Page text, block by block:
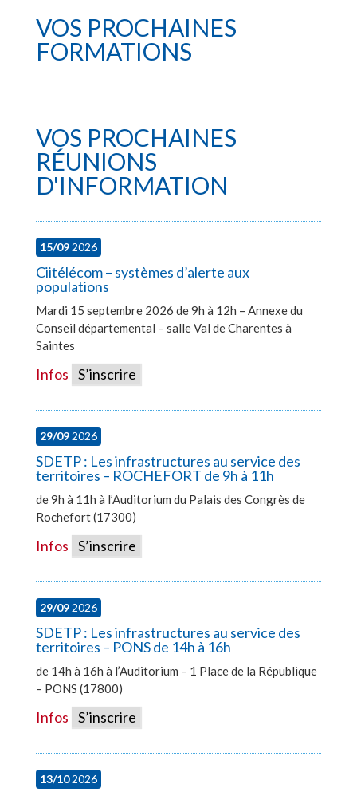
VOS PROCHAINES
FORMATIONS
VOS PROCHAINES
RÉUNIONS
D'INFORMATION
15/092026
Ciitélécom – systèmes d’alerte aux
populations
Mardi 15 septembre 2026 de 9h à 12h – Annexe du
Conseil départemental – salle Val de Charentes à
Saintes
Infos S’inscrire
29/092026
SDETP : Les infrastructures au service des
territoires – ROCHEFORT de 9h à 11h
de 9h à 11h à l’Auditorium du Palais des Congrès de
Rochefort (17300)
Infos S’inscrire
29/092026
SDETP : Les infrastructures au service des
territoires – PONS de 14h à 16h
de 14h à 16h à l’Auditorium – 1 Place de la République
– PONS (17800)
Infos S’inscrire
13/102026